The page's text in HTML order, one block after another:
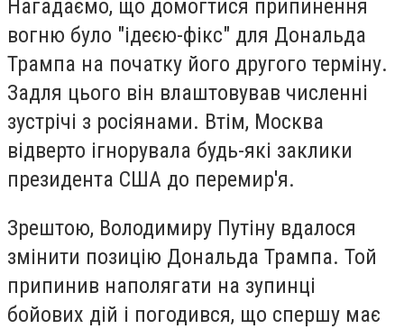
Нагадаємо, що домогтися припинення
вогню було "ідеєю-фікс" для Дональда
Трампа на початку його другого терміну.
Задля цього він влаштовував численні
зустрічі з росіянами. Втім, Москва
відверто ігнорувала будь-які заклики
президента США до перемир'я.
Зрештою, Володимиру Путіну вдалося
змінити позицію Дональда Трампа. Той
припинив наполягати на зупинці
бойових дій і погодився, що спершу має